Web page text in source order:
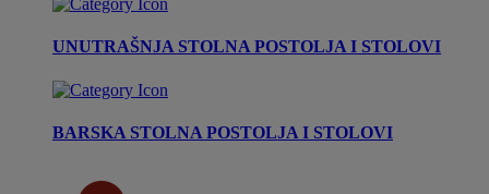
UNUTRAŠNJA STOLNA POSTOLJA I STOLOVI
BARSKA STOLNA POSTOLJA I STOLOVI